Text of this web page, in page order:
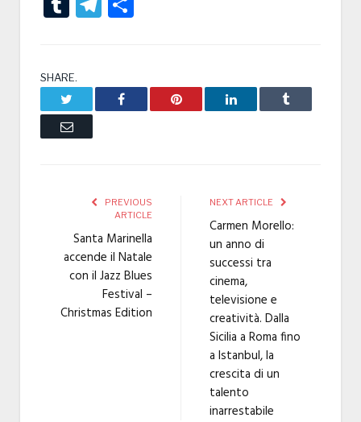
SHARE.
Facebook Pinterest LinkedIn Tumblr
Email
PREVIOUS
ARTICLE
Santa Marinella
accende il Natale
con il Jazz Blues
Festival –
Christmas Edition
NEXT ARTICLE
Carmen Morello:
un anno di
successi tra
cinema,
televisione e
creatività. Dalla
Sicilia a Roma fino
a Istanbul, la
crescita di un
talento
inarrestabile